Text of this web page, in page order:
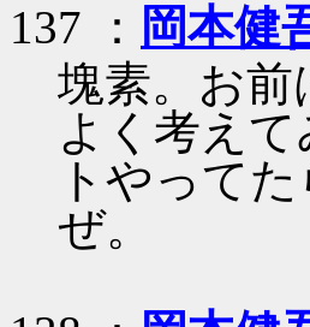
137 ： 岡本健
塊素。お前
よく考え
トやって
ぜ。